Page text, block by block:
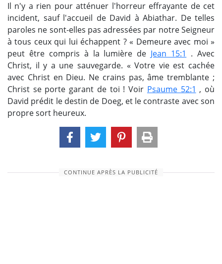
Il n'y a rien pour atténuer l'horreur effrayante de cet
incident, sauf l'accueil de David à Abiathar. De telles
paroles ne sont-elles pas adressées par notre Seigneur
à tous ceux qui lui échappent ? « Demeure avec moi »
peut être compris à la lumière de Jean 15:1 . Avec
Christ, il y a une sauvegarde. « Votre vie est cachée
avec Christ en Dieu. Ne crains pas, âme tremblante ;
Christ se porte garant de toi ! Voir Psaume 52:1 , où
David prédit le destin de Doeg, et le contraste avec son
propre sort heureux.
CONTINUE APRÈS LA PUBLICITÉ